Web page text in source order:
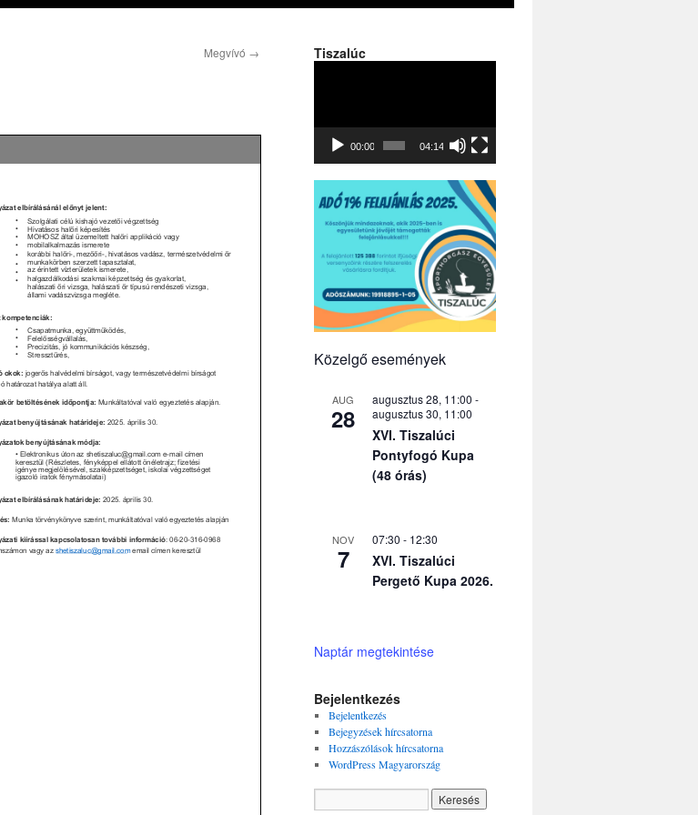
Megvívó → Tiszalúc
00:00 04:14
Közelgő események
AUG
28
augusztus 28, 11:00 -
augusztus 30, 11:00
XVI. Tiszalúci
Pontyfogó Kupa
(48 órás)
NOV
7
07:30 - 12:30
XVI. Tiszalúci
Pergető Kupa 2026.
Naptár megtekintése
Bejelentkezés
Bejelentkezés
Bejegyzések hírcsatorna
Hozzászólások hírcsatorna
WordPress Magyarország